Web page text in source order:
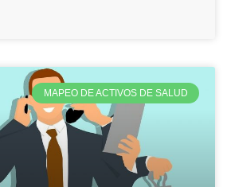
MAPEO DE ACTIVOS DE SALUD